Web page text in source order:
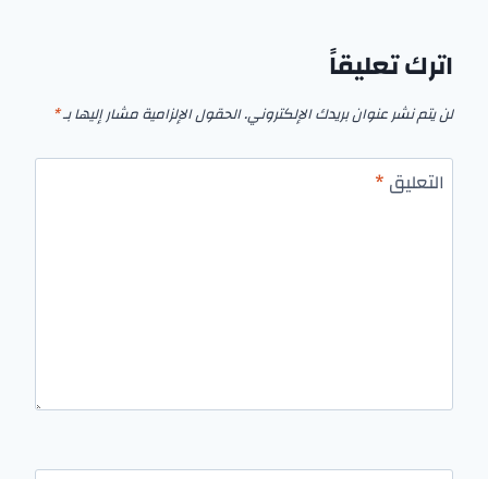
اترك تعليقاً
لن يتم نشر عنوان بريدك الإلكتروني.الحقول الإلزامية مشار إليها بـ*
التعليق*